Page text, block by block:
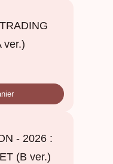
ver.)
- 2026 :
(B ver.)